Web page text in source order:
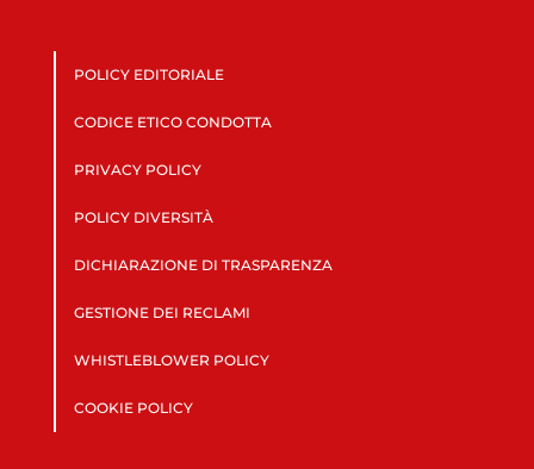
POLICY EDITORIALE
CODICE ETICO CONDOTTA
PRIVACY POLICY
POLICY DIVERSITÀ
DICHIARAZIONE DI TRASPARENZA
GESTIONE DEI RECLAMI
WHISTLEBLOWER POLICY
COOKIE POLICY